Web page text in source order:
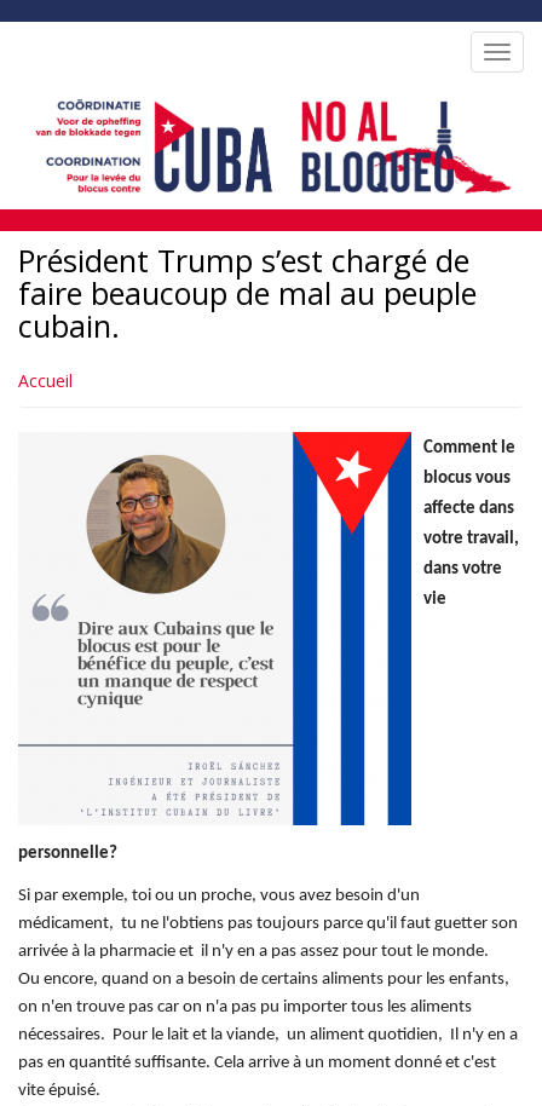
principal
Président Trump s’est chargé de
faire beaucoup de mal au peuple
cubain.
Accueil
Comment le
blocus vous
affecte dans
votre travail,
dans votre
vie
personnelle?
Si par exemple, toi ou un proche, vous avez besoin d'un
médicament, tu ne l'obtiens pas toujours parce qu'il faut guetter son
arrivée à la pharmacie et il n'y en a pas assez pour tout le monde.
Ou encore, quand on a besoin de certains aliments pour les enfants,
on n'en trouve pas car on n'a pas pu importer tous les aliments
nécessaires. Pour le lait et la viande, un aliment quotidien, Il n'y en a
pas en quantité suffisante. Cela arrive à un moment donné et c'est
vite épuisé.